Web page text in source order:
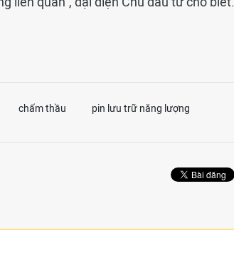
chấm thầu pin lưu trữ năng lượng